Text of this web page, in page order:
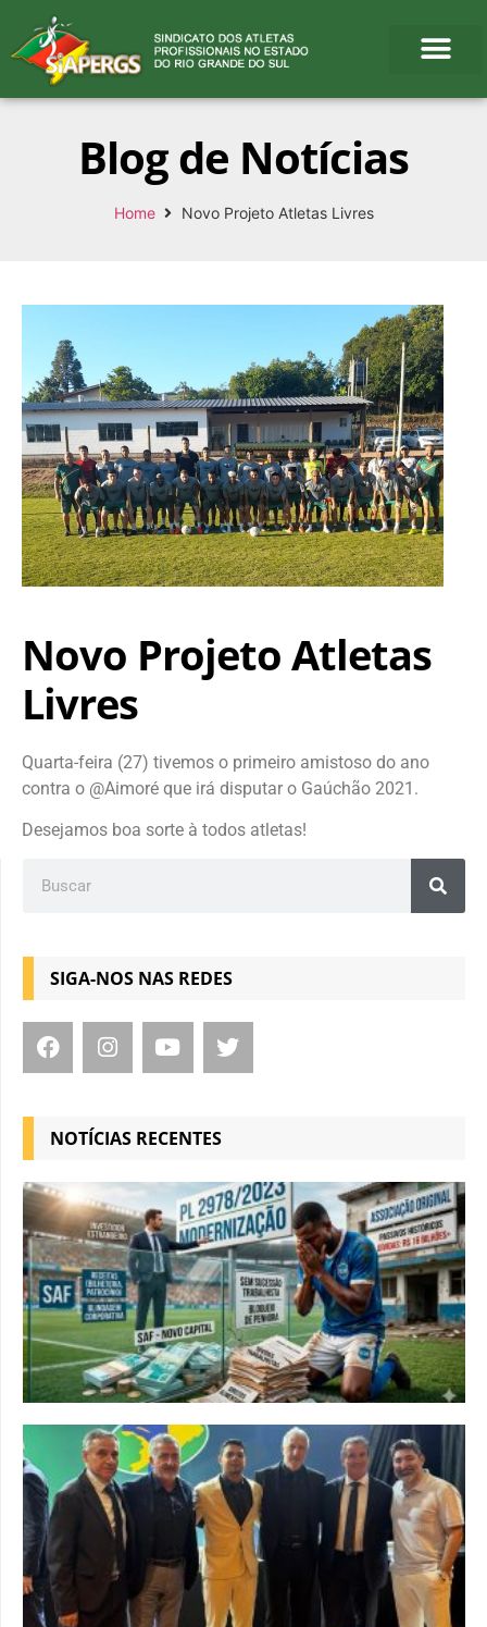
Blog de Notícias
Home Novo Projeto Atletas Livres
Novo Projeto Atletas
Livres
Quarta-feira (27) tivemos o primeiro amistoso do ano
contra o @Aimoré que irá disputar o Gaúchão 2021.
Desejamos boa sorte à todos atletas!
SIGA-NOS NAS REDES
NOTÍCIAS RECENTES